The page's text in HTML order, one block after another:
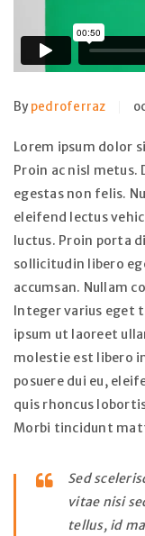
Bypedroferraz
Lorem ipsum dolor
Proin ac nisl metus.
egestas non felis.
eleifend lectus
luctus. Proin porta
sollicitudin libero
accumsan. Nullam
Integer varius eget
ipsum ut laoreet
molestie est libero
posuere dui eu,
quis rhoncus
Morbi tincidunt
Sed
vitae nisi
tellus, id